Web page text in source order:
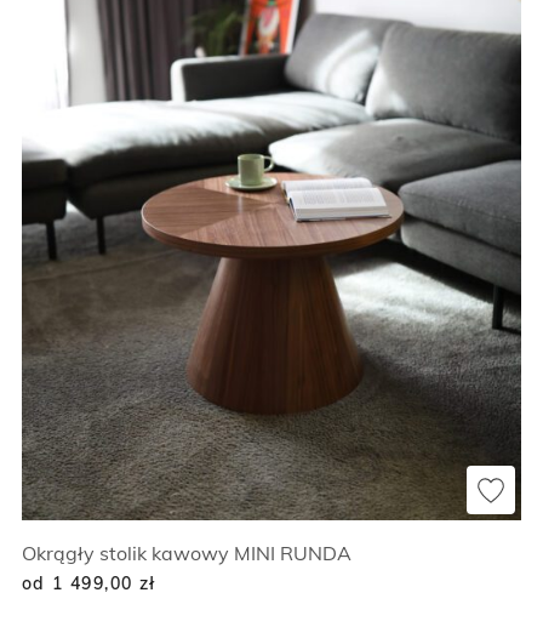
Okrągły stolik kawowy MINI RUNDA
od 1 499,00 zł